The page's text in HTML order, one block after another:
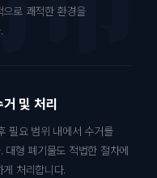
으로 쾌적한 환경을
및 처리
필요 범위 내에서 수거를
대형 폐기물도 적법한 절차에
처리합니다.